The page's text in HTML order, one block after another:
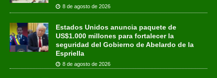
8 de agosto de 2026
Estados Unidos anuncia paquete de
US$1.000 millones para fortalecer la
seguridad del Gobierno de Abelardo de la
Espriella
8 de agosto de 2026